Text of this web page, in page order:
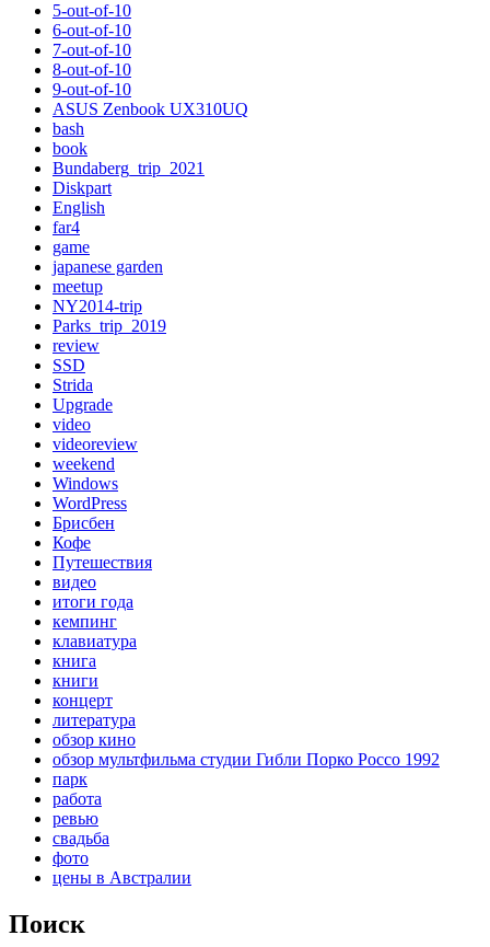
5-out-of-10
6-out-of-10
7-out-of-10
8-out-of-10
9-out-of-10
ASUS Zenbook UX310UQ
bash
book
Bundaberg_trip_2021
Diskpart
English
far4
game
japanese garden
meetup
NY2014-trip
Parks_trip_2019
review
SSD
Strida
Upgrade
video
videoreview
weekend
Windows
WordPress
Брисбен
Кофе
Путешествия
видео
итоги года
кемпинг
клавиатура
книга
книги
концерт
литература
обзор кино
обзор мультфильма студии Гибли Порко Россо 1992
парк
работа
ревью
свадьба
фото
цены в Австралии
Поиск